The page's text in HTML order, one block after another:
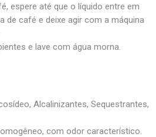
espere até que o líquido entre em
de café e deixe agir com a máquina
e lave com água morna.
Alcalinizantes, Sequestrantes,
com odor característico.